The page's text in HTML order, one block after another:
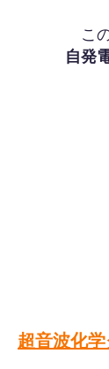
こ
自発
超音波化